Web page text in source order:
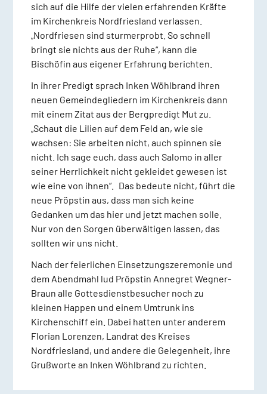
sich auf die Hilfe der vielen erfahrenden Kräfte
im Kirchenkreis Nordfriesland verlassen.
„Nordfriesen sind sturmerprobt. So schnell
bringt sie nichts aus der Ruhe“, kann die
Bischöfin aus eigener Erfahrung berichten.
In ihrer Predigt sprach Inken Wöhlbrand ihren
neuen Gemeindegliedern im Kirchenkreis dann
mit einem Zitat aus der Bergpredigt Mut zu.
„Schaut die Lilien auf dem Feld an, wie sie
wachsen: Sie arbeiten nicht, auch spinnen sie
nicht. Ich sage euch, dass auch Salomo in aller
seiner Herrlichkeit nicht gekleidet gewesen ist
wie eine von ihnen“. Das bedeute nicht, führt die
neue Pröpstin aus, dass man sich keine
Gedanken um das hier und jetzt machen solle.
Nur von den Sorgen überwältigen lassen, das
sollten wir uns nicht.
Nach der feierlichen Einsetzungszeremonie und
dem Abendmahl lud Pröpstin Annegret Wegner-
Braun alle Gottesdienstbesucher noch zu
kleinen Happen und einem Umtrunk ins
Kirchenschiff ein. Dabei hatten unter anderem
Florian Lorenzen, Landrat des Kreises
Nordfriesland, und andere die Gelegenheit, ihre
Grußworte an Inken Wöhlbrand zu richten.